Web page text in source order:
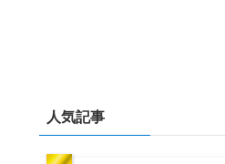
人気記事